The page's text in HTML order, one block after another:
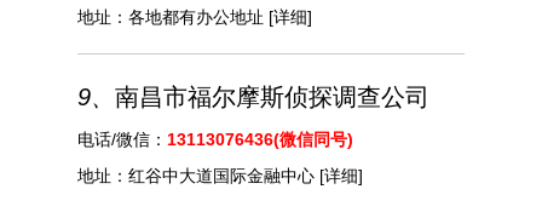
地址： 各地都有办公地址 [详细]
9、 南昌市‌‌福尔摩斯侦探调查公司
电话/微信： 13113076436(微信同号)
地址： 红谷中大道国际金融中心 [详细]